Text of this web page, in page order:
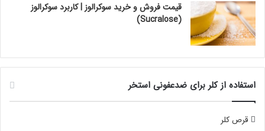
قیمت فروش و خرید سوکرالوز | کاربرد سوکرالوز
(Sucralose)
استفاده از کلر برای ضدعفونی استخر
قرص کلر